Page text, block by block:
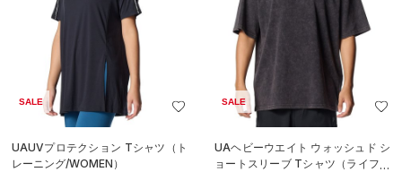
SALE
UAUVプロテクション Tシャツ（ト
レーニング/WOMEN）
SALE
UAヘビーウエイト ウォッシュド シ
ョートスリーブ Tシャツ（ライフス